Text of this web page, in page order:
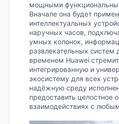
мощными
Вначале она будет
интеллектуальных
наручных часов,
умных колонок,
развлекательных систем
временем Huawei
интегрированную и
экосистему для всех
надёжную среду
предоставить целостное
взаимодействиях с